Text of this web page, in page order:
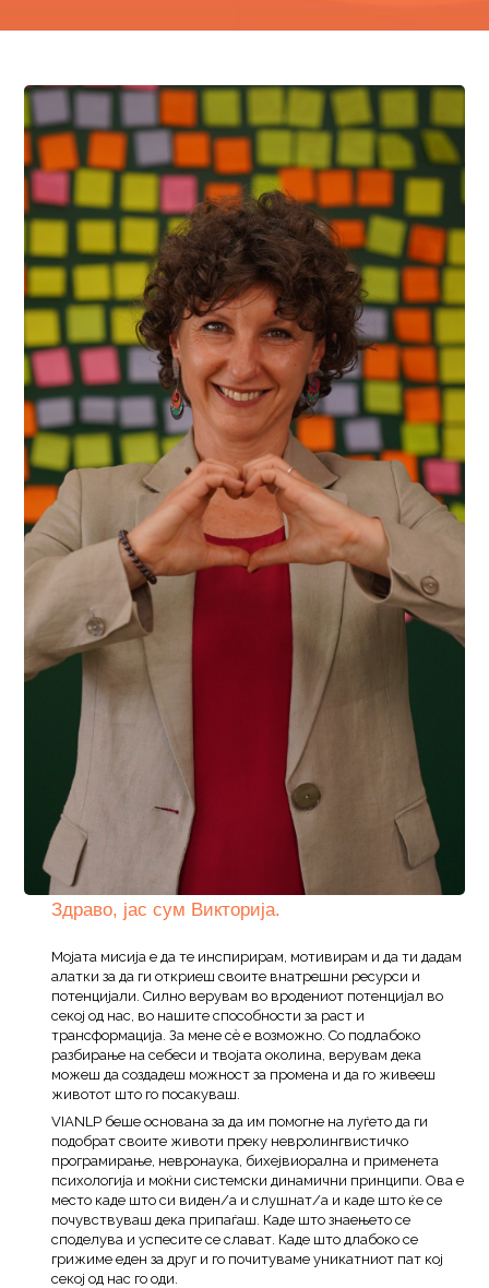
Здраво, јас сум Викторија.
Мојата мисија е да те инспирирам, мотивирам и да ти дадам
алатки за да ги откриеш своите внатрешни ресурси и
потенцијали. Силно верувам во вродениот потенцијал во
секој од нас, во нашите способности за раст и
трансформација. За мене сè е возможно. Со подлабоко
разбирање на себеси и твојата околина, верувам дека
можеш да создадеш можност за промена и да го живееш
животот што го посакуваш.
VIANLP беше основана за да им помогне на луѓето да ги
подобрат своите животи преку невролингвистичко
програмирање, невронаука, бихејвиорална и применета
психологија и моќни системски динамични принципи. Ова е
место каде што си виден/а и слушнат/а и каде што ќе се
почувствуваш дека припаѓаш. Каде што знаењето се
споделува и успесите се слават. Каде што длабоко се
грижиме еден за друг и го почитуваме уникатниот пат кој
секој од нас го оди.